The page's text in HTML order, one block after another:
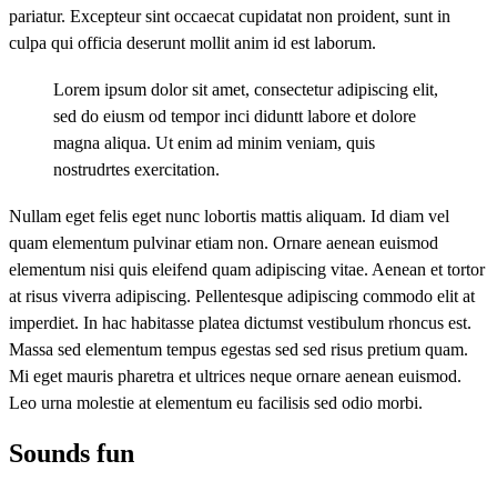
pariatur. Excepteur sint occaecat cupidatat non proident, sunt in
culpa qui officia deserunt mollit anim id est laborum.
Lorem ipsum dolor sit amet, consectetur adipiscing elit,
sed do eiusm od tempor inci diduntt labore et dolore
magna aliqua. Ut enim ad minim veniam, quis
nostrudrtes exercitation.
Nullam eget felis eget nunc lobortis mattis aliquam. Id diam vel
quam elementum pulvinar etiam non. Ornare aenean euismod
elementum nisi quis eleifend quam adipiscing vitae. Aenean et tortor
at risus viverra adipiscing. Pellentesque adipiscing commodo elit at
imperdiet. In hac habitasse platea dictumst vestibulum rhoncus est.
Massa sed elementum tempus egestas sed sed risus pretium quam.
Mi eget mauris pharetra et ultrices neque ornare aenean euismod.
Leo urna molestie at elementum eu facilisis sed odio morbi.
Sounds fun